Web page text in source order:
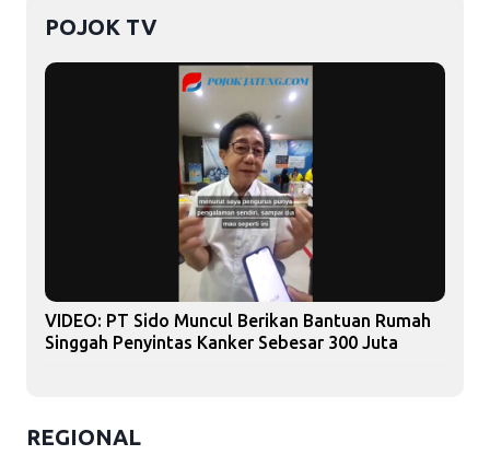
POJOK TV
VIDEO: PT Sido Muncul Berikan Bantuan Rumah
Singgah Penyintas Kanker Sebesar 300 Juta
REGIONAL